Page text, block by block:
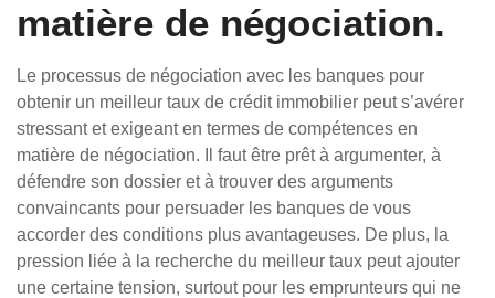
matière de négociation.
Le processus de négociation avec les banques pour
obtenir un meilleur taux de crédit immobilier peut s’avérer
stressant et exigeant en termes de compétences en
matière de négociation. Il faut être prêt à argumenter, à
défendre son dossier et à trouver des arguments
convaincants pour persuader les banques de vous
accorder des conditions plus avantageuses. De plus, la
pression liée à la recherche du meilleur taux peut ajouter
une certaine tension, surtout pour les emprunteurs qui ne